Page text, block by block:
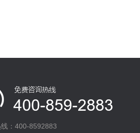
：400-8592883